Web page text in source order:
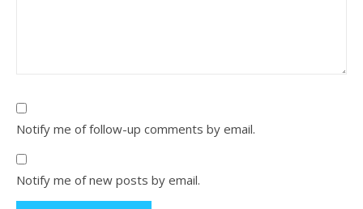
Notify me of follow-up comments by email.
Notify me of new posts by email.